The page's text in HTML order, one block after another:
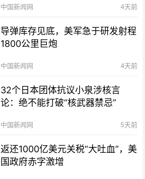
中国新闻网 4天前
导弹库存见底，美军急于研发射程
1800公里巨炮
中国新闻网 4天前
32个日本团体抗议小泉涉核言
论：绝不能打破“核武器禁忌”
中国新闻网 5天前
返还1000亿美元关税“大吐血”，美
国政府赤字激增